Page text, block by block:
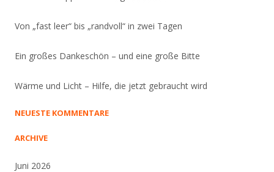
Von „fast leer“ bis „randvoll“ in zwei Tagen
Ein großes Dankeschön – und eine große Bitte
Wärme und Licht – Hilfe, die jetzt gebraucht wird
NEUESTE KOMMENTARE
ARCHIVE
Juni 2026